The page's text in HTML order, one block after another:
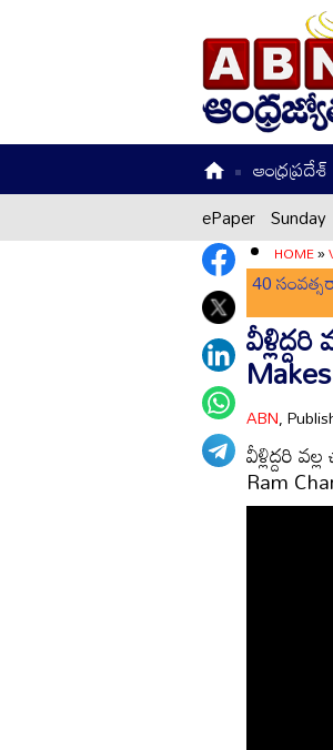
ఆంధ్రప్రదేశ్
ePaper Sunday
HOME»
40
ABN,
వీళ్లిద్దరి
Ram